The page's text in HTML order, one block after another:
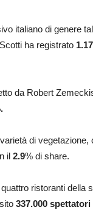
italiano di genere
ha registrato
da Robert
di vegetazione,
il 2.9% di share.
ristoranti della
337.000 spettatori